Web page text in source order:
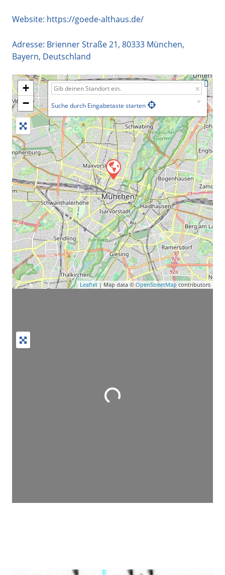
Website: https://goede-althaus.de/
Adresse: Brienner Straße 21, 80333 München,
Bayern, Deutschland
+
−
Suche durch Eingabetaste starten
Leaflet | Map data © OpenStreetMap contributors
Wird geladen …